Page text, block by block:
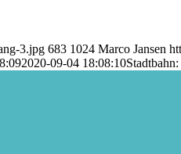
3.jpg 683 1024 Marco Jansen
2020-09-04 18:08:10